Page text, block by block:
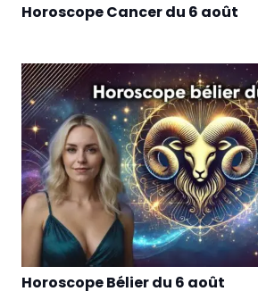
Horoscope Cancer du 6 août
Horoscope Bélier du 6 août